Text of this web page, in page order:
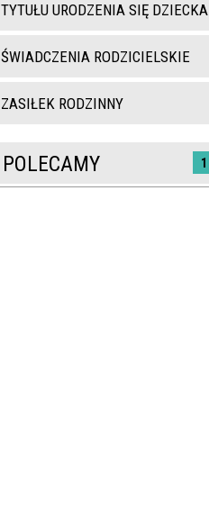
TYTUŁU URODZENIA SIĘ DZIECKA
ŚWIADCZENIA RODZICIELSKIE
ZASIŁEK RODZINNY
POLECAMY 1